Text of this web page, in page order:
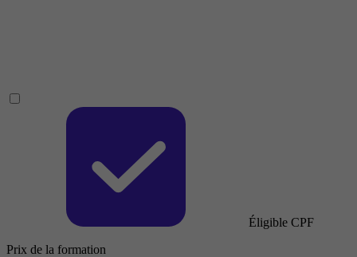
Éligible CPF
Prix de la formation